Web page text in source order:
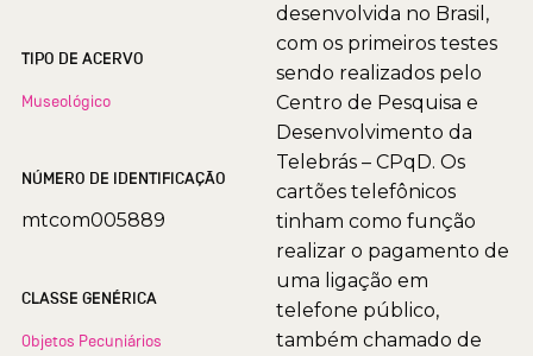
TIPO DE ACERVO
Museológico
NÚMERO DE IDENTIFICAÇÃO
mtcom005889
CLASSE GENÉRICA
Objetos Pecuniários
desenvolvida no Brasil,
com os primeiros testes
sendo realizados pelo
Centro de Pesquisa e
Desenvolvimento da
Telebrás – CPqD. Os
cartões telefônicos
tinham como função
realizar o pagamento de
uma ligação em
telefone público,
também chamado de